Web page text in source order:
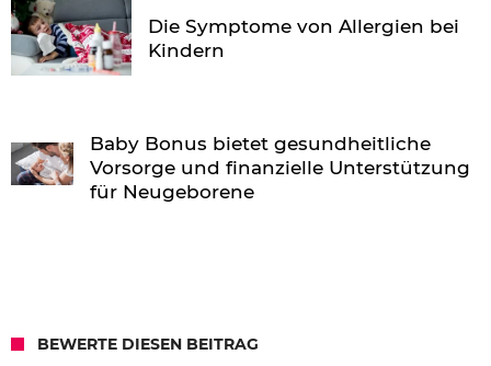
Die Symptome von Allergien bei
Kindern
Baby Bonus bietet gesundheitliche
Vorsorge und finanzielle Unterstützung
für Neugeborene
BEWERTE DIESEN BEITRAG